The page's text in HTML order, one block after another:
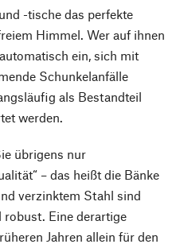
-tische das perfekte
Himmel. Wer auf ihnen
ein, sich mit
Schunkelanfälle
als Bestandteil
werden.
übrigens nur
– das heißt die Bänke
verzinktem Stahl sind
robust. Eine derartige
Jahren allein für den